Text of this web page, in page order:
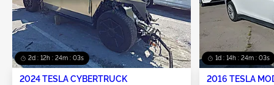
2d : 12h : 24m : 02s
2024 TESLA CYBERTRUCK
1d : 14h : 24m : 02s
2016 TESLA